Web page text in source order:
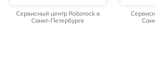
Сервисный центр Roborock в
Санкт-Петербурге